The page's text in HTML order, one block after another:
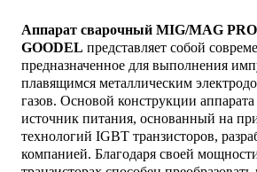
Аппарат сварочный MIG/MAG
GOODEL представляет собой
предназначенное для выполнения
плавящимся металлическим
газов. Основой конструкции
источник питания, основанный на
технологий IGBT транзисторов,
компанией. Благодаря своей